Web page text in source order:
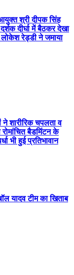
श्री दीपक सिंह
दीर्घा में बैठकर देखा
रेड्डी ने जमाया
ने शारीरिक चपलता व
बैडमिंटन के
भी हुई प्रतिभावान
यादव टीम का खिताब